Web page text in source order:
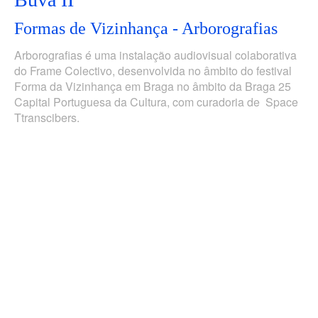
Formas de Vizinhança - Arborografias
Arborografias é uma instalação audiovisual colaborativa
do Frame Colectivo, desenvolvida no âmbito do festival
Forma da Vizinhança em Braga no âmbito da Braga 25
Capital Portuguesa da Cultura, com curadoria de Space
Ttranscibers.